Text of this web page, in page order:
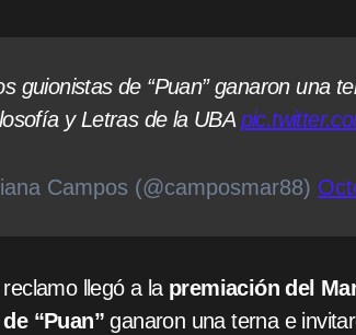
guionistas de “Puan” ganaron una
y Letras de la UBA
Campos (@camposmar88)
llegó a la premiación del
“Puan” ganaron una terna e